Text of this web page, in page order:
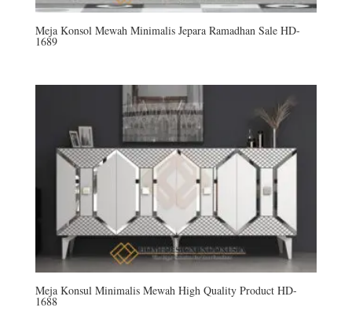
Meja Konsol Mewah Minimalis Jepara Ramadhan Sale HD-
1689
Meja Konsul Minimalis Mewah High Quality Product HD-
1688